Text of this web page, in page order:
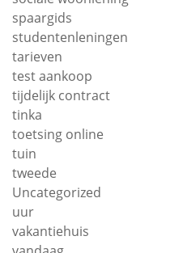
spaargids
studentenleningen
tarieven
test aankoop
tijdelijk contract
tinka
toetsing online
tuin
tweede
Uncategorized
uur
vakantiehuis